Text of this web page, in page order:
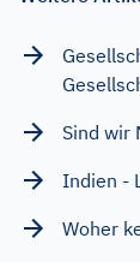
Sind wir
Indien -
Woher